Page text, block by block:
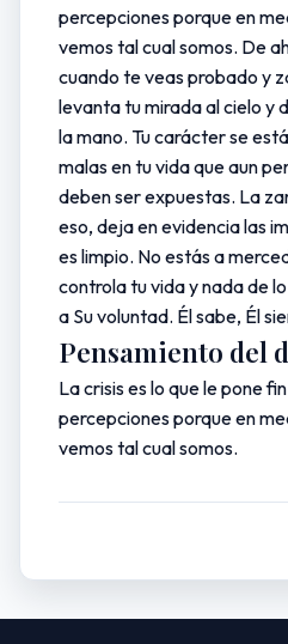
percepciones porque en
vemos tal cual somos. De
cuando te veas probado y
levanta tu mirada al cielo y
la mano. Tu carácter se
malas en tu vida que aun
deben ser expuestas. La
eso, deja en evidencia las
es limpio. No estás a
controla tu vida y nada de
a Su voluntad. Él sabe, Él
Pensamiento del
La crisis es lo que le pone
percepciones porque en
vemos tal cual somos.